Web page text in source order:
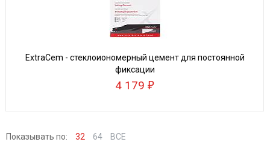
ExtraCem - стеклоиономерный цемент для постоянной
фиксации
4 179
Показывать по: 32 64 ВСЕ